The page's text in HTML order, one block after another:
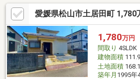
む買い方教えます！◎他社掲載の物件も含
能！物件を比較できます！◎楽しい！って
社のHPにも書ききれない情報公開しており
ちらもご覧ください
愛媛県松山市土居田町 1,780
1,780万円
間取り 4SLDK
建物面積
土地面積
築年月 1995年